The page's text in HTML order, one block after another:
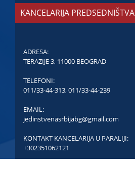
KANCELARIJA PREDSEDNIŠTVA
ADRESA:
TERAZIJE 3, 11000 BEOGRAD
TELEFONI:
011/33-44-313,011/33-44-239
EMAIL:
jedinstvenasrbijabg@gmail.com
KONTAKT KANCELARIJA U PARALIJI:
+302351062121